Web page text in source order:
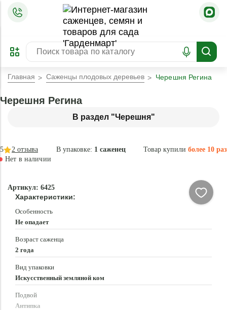
ПРЕДЗАКАЗ
ЗАБРОНИРОВАТЬ
ЛУЧШЕЕ
Главная Саженцы плодовых деревьев Черешня Регина
В раздел "Черешня"
Черешня Регина
В упаковке: 1 саженец Товар купили более 10 раз
5 2 отзыва
Нет в наличии
Артикул: 6425
Характеристики:
Особенность
Не опадает
Возраст саженца
2 года
Вид упаковки
Искусственный земляной ком
Подвой
Антипка